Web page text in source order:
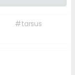
#tarsus